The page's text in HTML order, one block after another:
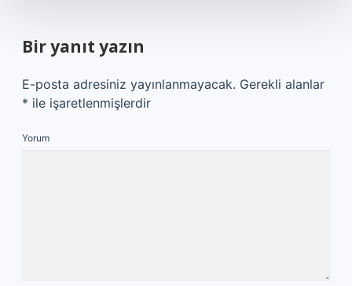
Bir yanıt yazın
E-posta adresiniz yayınlanmayacak. Gerekli alanlar
* ile işaretlenmişlerdir
Yorum